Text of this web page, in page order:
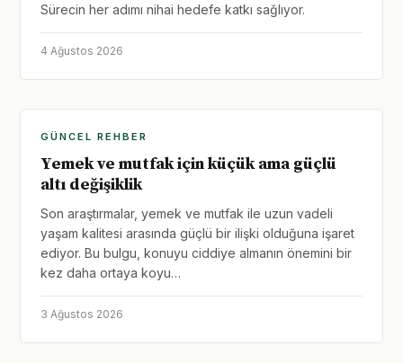
Sürecin her adımı nihai hedefe katkı sağlıyor.
4 Ağustos 2026
GÜNCEL REHBER
Yemek ve mutfak için küçük ama güçlü
altı değişiklik
Son araştırmalar, yemek ve mutfak ile uzun vadeli
yaşam kalitesi arasında güçlü bir ilişki olduğuna işaret
ediyor. Bu bulgu, konuyu ciddiye almanın önemini bir
kez daha ortaya koyu…
3 Ağustos 2026